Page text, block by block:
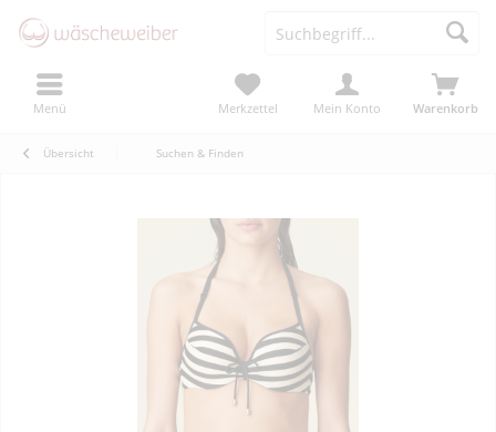
Menü Warenkorb
Merkzettel Mein Konto
Übersicht Suchen & Finden